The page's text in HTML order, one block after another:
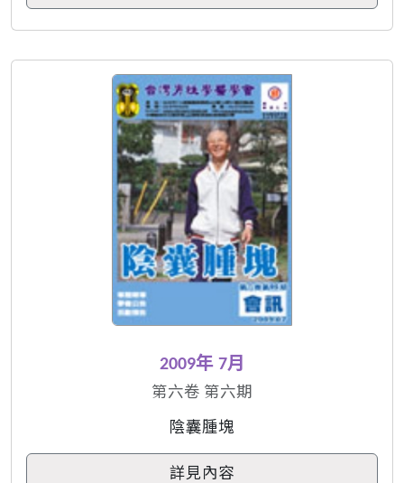
2009年 7月
第六卷 第六期
陰囊腫塊
詳見內容